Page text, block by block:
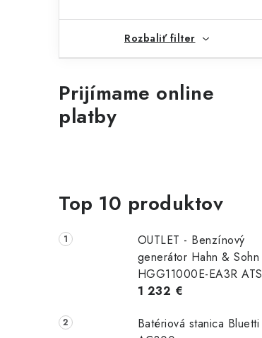
Rozbaliť filter
Prijímame online
platby
Top 10 produktov
OUTLET - Benzínový
generátor Hahn & Sohn
HGG11000E-EA3R ATS
1 232 €
Batériová stanica Bluetti